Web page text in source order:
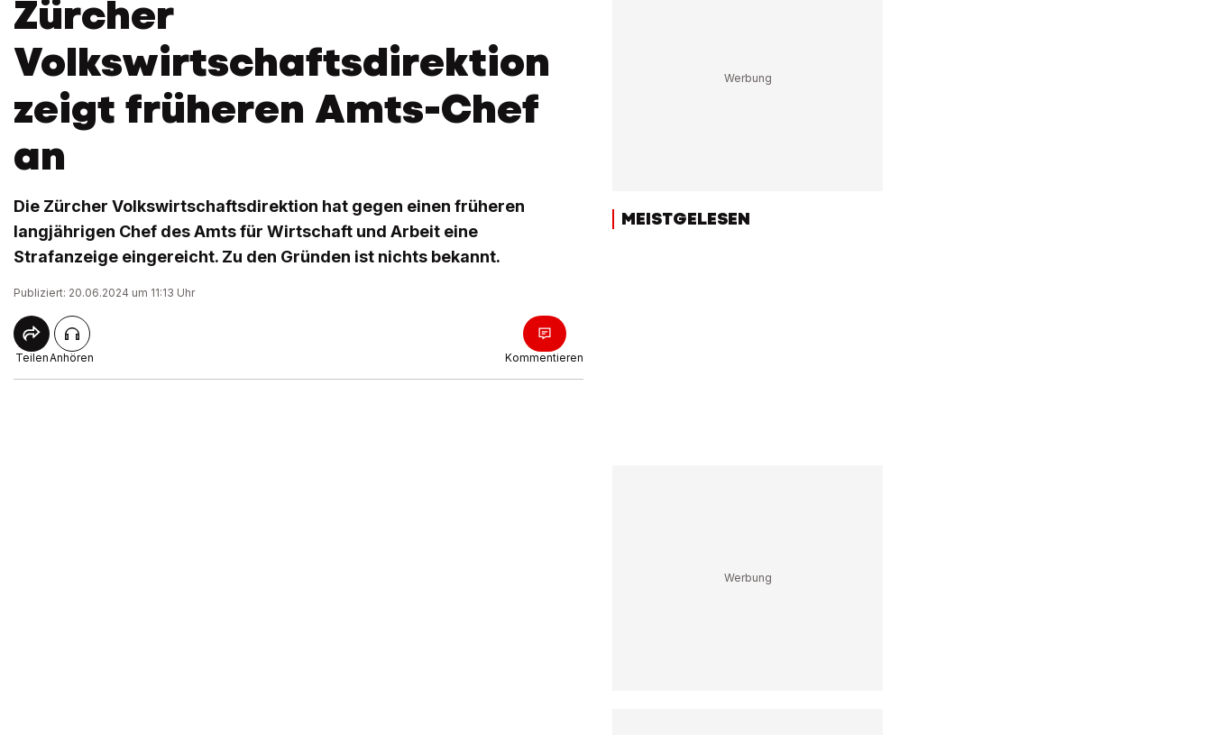
Zürcher
Volkswirtschaftsdirektion
zeigt früheren Amts-Chef
an
Die Zürcher Volkswirtschaftsdirektion hat gegen einen früheren
langjährigen Chef des Amts für Wirtschaft und Arbeit eine
Strafanzeige eingereicht. Zu den Gründen ist nichts bekannt.
Publiziert: 20.06.2024 um 11:13 Uhr
TeilenAnhören Kommentieren
MEISTGELESEN